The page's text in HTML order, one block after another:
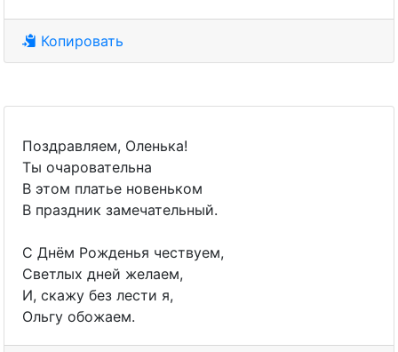
Копировать
Поздравляем, Оленька!
Ты очаровательна
В этом платье новеньком
В праздник замечательный.
С Днём Рожденья чествуем,
Светлых дней желаем,
И, скажу без лести я,
Ольгу обожаем.